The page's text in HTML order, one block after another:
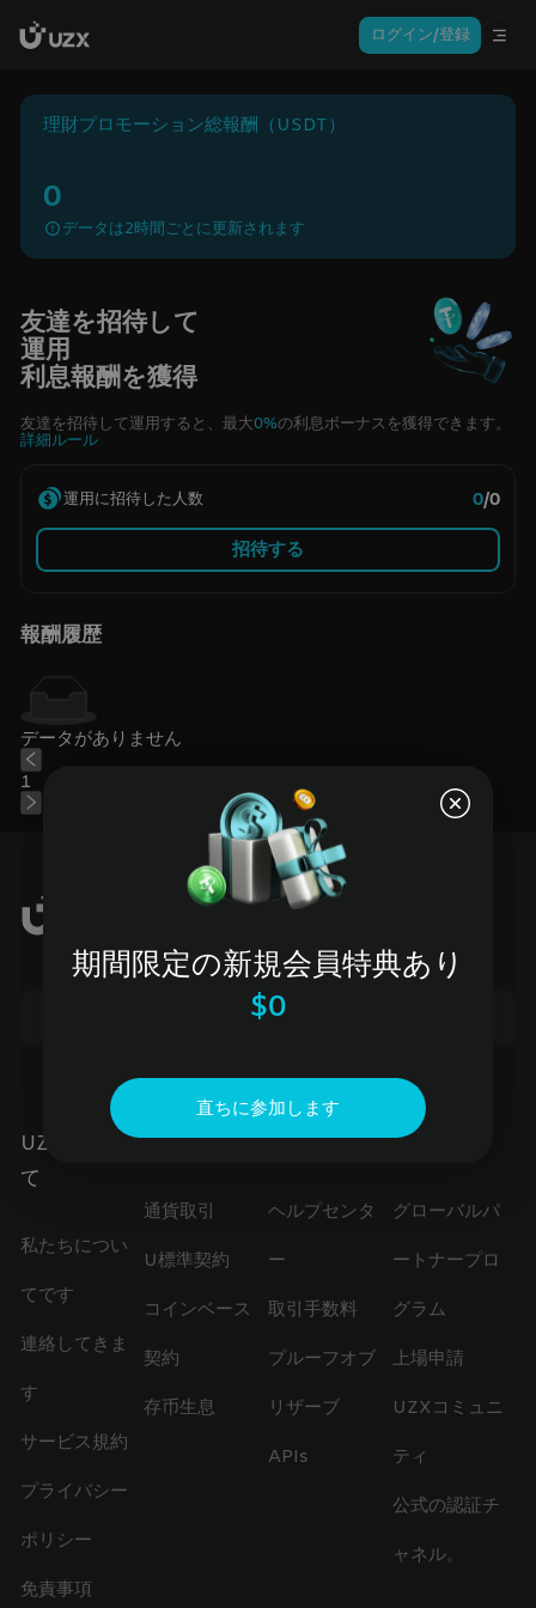
ログイン/登録
理財プロモーション総報酬（USDT）
0
データは2時間ごとに更新されます
友達を招待して
運用
利息報酬を獲得
友達を招待して運用すると、最大0%の利息ボーナスを獲得できます。
詳細ルール
運用に招待した人数 0/0
招待する
報酬履歴
データがありません
1
UZXについ
て
私たちについ
てです
連絡してきま
す
サービス規約
プライバシー
ポリシー
免責事項
製品
通貨取引
U標準契約
コインベース
契約
存币生息
サービス
ヘルプセンタ
ー
取引手数料
プルーフオブ
リザーブ
APIs
協力
グローバルパ
ートナープロ
グラム
上場申請
UZXコミュニ
ティ
公式の認証チ
ャネル。
期間限定の新規会員特典あり
$0
直ちに参加します